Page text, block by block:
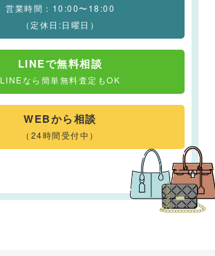
営業時間：10:00〜18:00
（定休日:日曜日）
LINEで無料相談
LINEなら簡単無料査定もOK
WEBから相談
（24時間受付中）